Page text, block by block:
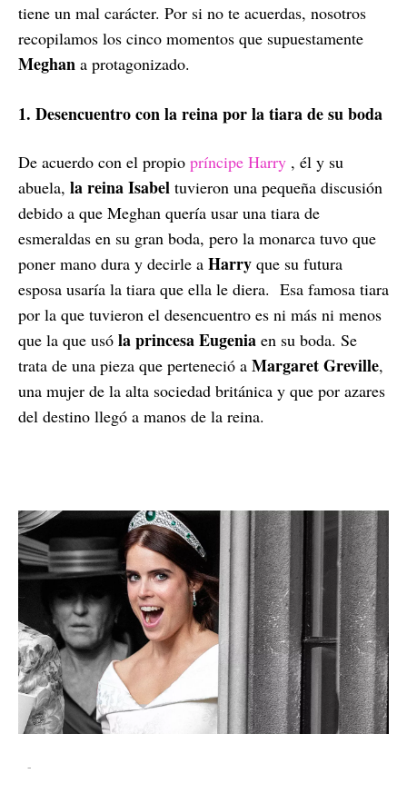
tiene un mal carácter. Por si no te acuerdas, nosotros
recopilamos los cinco momentos que supuestamente
Meghan a protagonizado.
1. Desencuentro con la reina por la tiara de su boda
De acuerdo con el propio príncipe Harry , él y su
abuela, la reina Isabel tuvieron una pequeña discusión
debido a que Meghan quería usar una tiara de
esmeraldas en su gran boda, pero la monarca tuvo que
poner mano dura y decirle a Harry que su futura
esposa usaría la tiara que ella le diera. Esa famosa tiara
por la que tuvieron el desencuentro es ni más ni menos
que la que usó la princesa Eugenia en su boda. Se
trata de una pieza que perteneció a Margaret Greville,
una mujer de la alta sociedad británica y que por azares
del destino llegó a manos de la reina.
-